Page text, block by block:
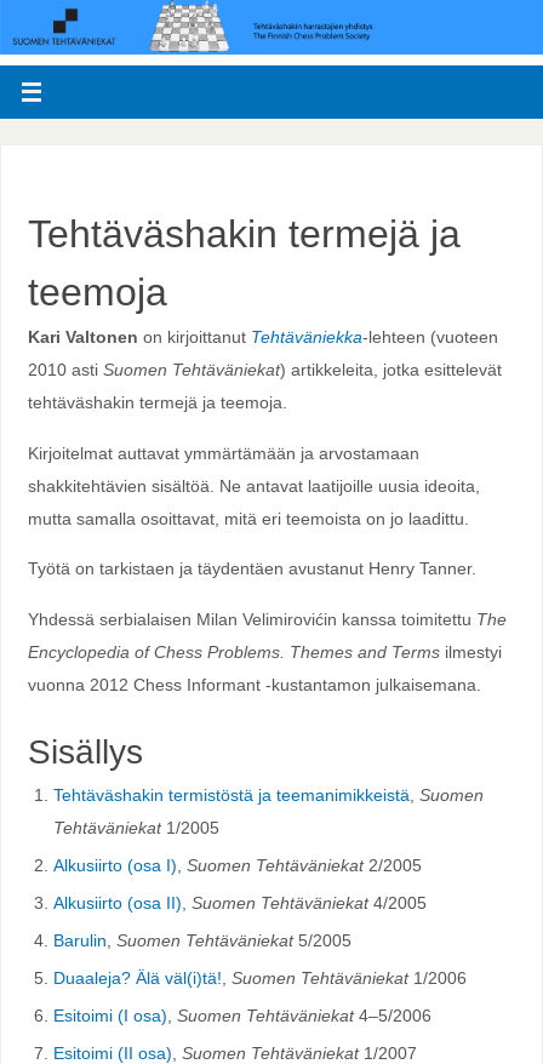
Tehtäväshakin termejä ja
teemoja
Kari Valtonen on kirjoittanut Tehtäväniekka-lehteen (vuoteen
2010 asti Suomen Tehtäväniekat) artikkeleita, jotka esittelevät
tehtäväshakin termejä ja teemoja.
Kirjoitelmat auttavat ymmärtämään ja arvostamaan
shakkitehtävien sisältöä. Ne antavat laatijoille uusia ideoita,
mutta samalla osoittavat, mitä eri teemoista on jo laadittu.
Työtä on tarkistaen ja täydentäen avustanut Henry Tanner.
Yhdessä serbialaisen Milan Velimirovićin kanssa toimitettu The
Encyclopedia of Chess Problems. Themes and Termsilmestyi
vuonna 2012 Chess Informant -kustantamon julkaisemana.
Sisällys
Tehtäväshakin termistöstä ja teemanimikkeistä ,Suomen
Tehtäväniekat1/2005
Alkusiirto (osa I) ,Suomen Tehtäväniekat2/2005
Alkusiirto (osa II) ,Suomen Tehtäväniekat4/2005
Barulin ,Suomen Tehtäväniekat5/2005
Duaaleja? Älä väl(i)tä! ,Suomen Tehtäväniekat1/2006
Esitoimi (I osa) ,Suomen Tehtäväniekat4–5/2006
Esitoimi (II osa) ,Suomen Tehtäväniekat1/2007